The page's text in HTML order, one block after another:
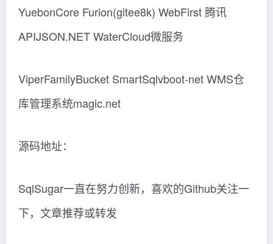
YuebonCore Furion(gitee8k) WebFirst 腾讯
APIJSON.NET WaterCloud微服务
ViperFamilyBucket SmartSqlvboot-net WMS仓
库管理系统magic.net
源码地址：
SqlSugar一直在努力创新，喜欢的Github关注一
下，文章推荐或转发